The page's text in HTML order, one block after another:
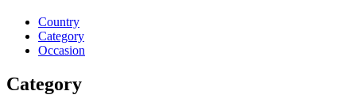
Country
Category
Occasion
Category